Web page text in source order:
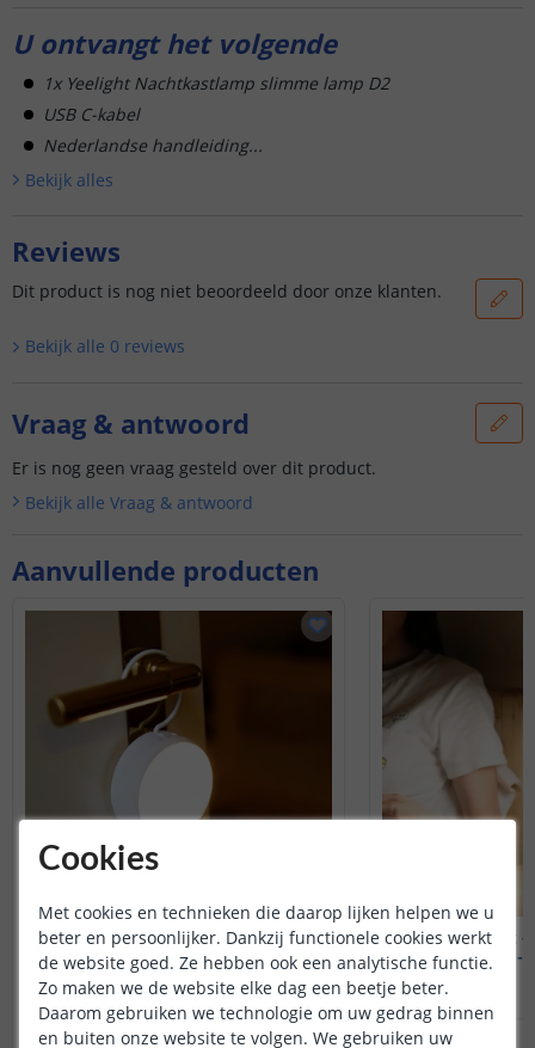
U ontvangt het volgende
1x Yeelight Nachtkastlamp slimme lamp D2
USB C-kabel
Nederlandse handleiding...
Bekijk alles
Aanvullende producten
Yeelight - Nachtlamp
0,25 watt - Warm Wit
(2 reviews)
Yeelight
20 watt -
Reviews
Dit product is nog niet beoordeeld door onze klanten.
Bekijk alle 0 reviews
Vraag & antwoord
Er is nog geen vraag gesteld over dit product.
Bekijk alle Vraag & antwoord
Cookies
Met cookies en technieken die daarop lijken helpen we u
beter en persoonlijker. Dankzij functionele cookies werkt
de website goed. Ze hebben ook een analytische functie.
Zo maken we de website elke dag een beetje beter.
Daarom gebruiken we technologie om uw gedrag binnen
en buiten onze website te volgen. We gebruiken uw